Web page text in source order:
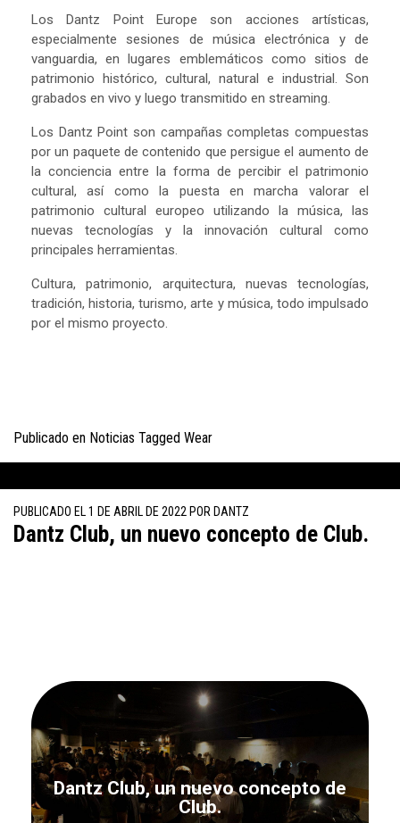
Los Dantz Point Europe son acciones artísticas,
especialmente sesiones de música electrónica y de
vanguardia, en lugares emblemáticos como sitios de
patrimonio histórico, cultural, natural e industrial. Son
grabados en vivo y luego transmitido en streaming.
Los Dantz Point son campañas completas compuestas
por un paquete de contenido que persigue el aumento de
la conciencia entre la forma de percibir el patrimonio
cultural, así como la puesta en marcha valorar el
patrimonio cultural europeo utilizando la música, las
nuevas tecnologías y la innovación cultural como
principales herramientas.
Cultura, patrimonio, arquitectura, nuevas tecnologías,
tradición, historia, turismo, arte y música, todo impulsado
por el mismo proyecto.
Publicado en Noticias Tagged Wear
PUBLICADO EL 1 DE ABRIL DE 2022 POR DANTZ
Dantz Club, un nuevo concepto de Club.
Dantz Club, un nuevo concepto de
Club.